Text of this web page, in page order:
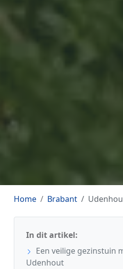
Home Brabant
In dit artikel:
Een veilige gezinstuin
Udenhout